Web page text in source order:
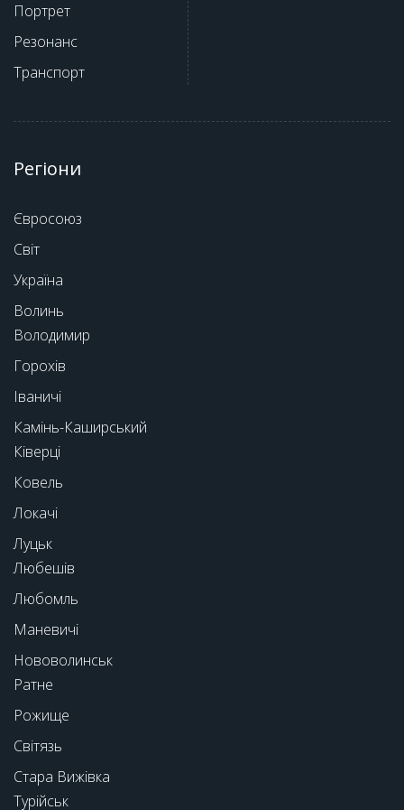
Портрет
Резонанс
Транспорт
Регіони
Євросоюз
Світ
Україна
Волинь
Володимир
Горохів
Іваничі
Камінь-Каширський
Ківерці
Ковель
Локачі
Луцьк
Любешів
Любомль
Маневичі
Нововолинськ
Ратне
Рожище
Світязь
Стара Вижівка
Турійськ